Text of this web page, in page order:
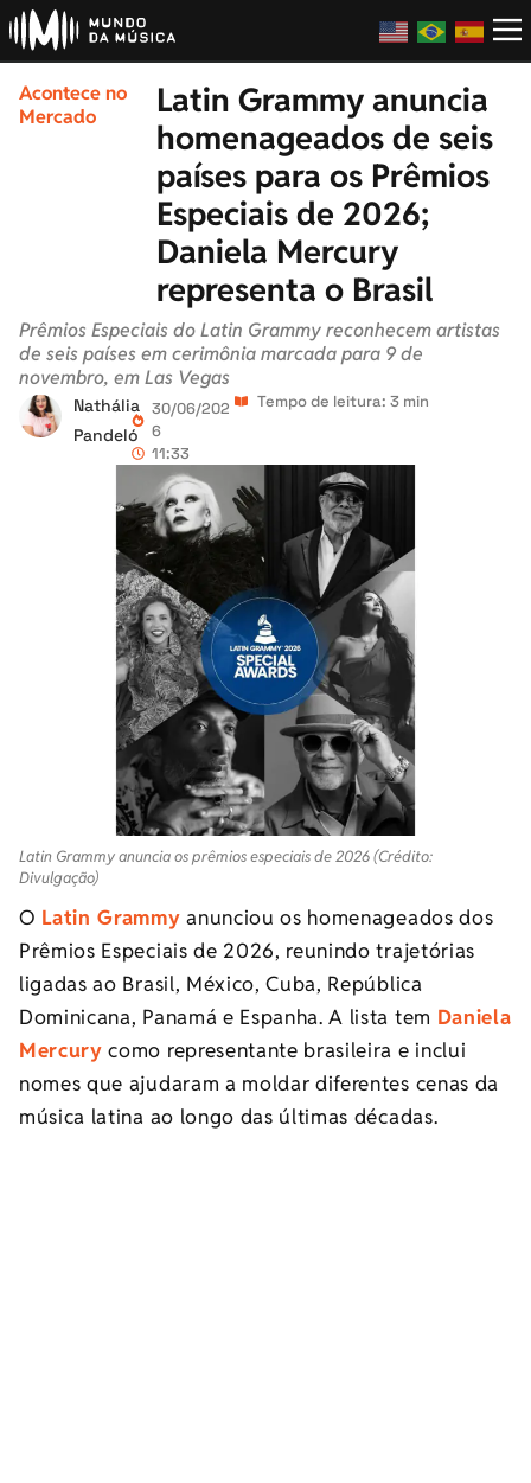
Acontece no
Mercado
Latin Grammy anuncia
homenageados de seis
países para os Prêmios
Especiais de 2026;
Daniela Mercury
representa o Brasil
Prêmios Especiais do Latin Grammy reconhecem artistas
de seis países em cerimônia marcada para 9 de
novembro, em Las Vegas
Nathália
Pandeló
30/06/202
6
11:33
Tempo de leitura: 3 min
Latin Grammy anuncia os prêmios especiais de 2026 (Crédito:
Divulgação)
O Latin Grammy anunciou os homenageados dos
Prêmios Especiais de 2026, reunindo trajetórias
ligadas ao Brasil, México, Cuba, República
Dominicana, Panamá e Espanha. A lista tem Daniela
Mercury como representante brasileira e inclui
nomes que ajudaram a moldar diferentes cenas da
música latina ao longo das últimas décadas.